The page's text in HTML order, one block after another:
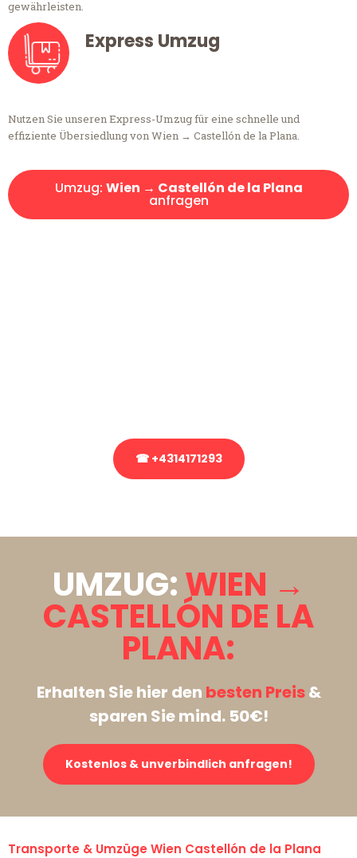
gewährleisten.
Express Umzug
Nutzen Sie unseren Express-Umzug für eine schnelle und
effiziente Übersiedlung von Wien → Castellón de la Plana.
Umzug: Wien → Castellón de la Plana
anfragen
☎ +4314171293
UMZUG:WIEN →
CASTELLÓN DE LA
PLANA:
Erhalten Sie hier den besten Preis&
sparen Sie mind. 50€!
Kostenlos & unverbindlich anfragen!
Transporte & Umzüge Wien Castellón de la Plana